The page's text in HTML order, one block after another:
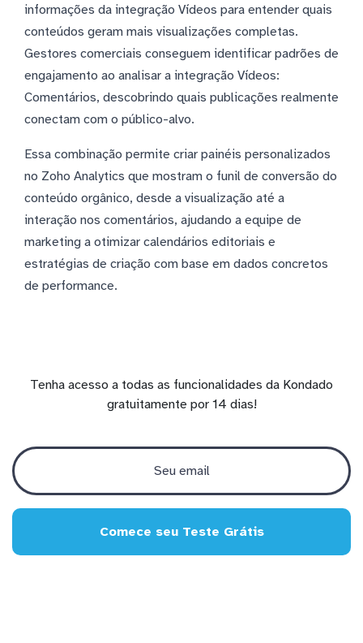
informações da integração Vídeos para entender quais
conteúdos geram mais visualizações completas.
Gestores comerciais conseguem identificar padrões de
engajamento ao analisar a integração Vídeos:
Comentários, descobrindo quais publicações realmente
conectam com o público-alvo.
Essa combinação permite criar painéis personalizados
no Zoho Analytics que mostram o funil de conversão do
conteúdo orgânico, desde a visualização até a
interação nos comentários, ajudando a equipe de
marketing a otimizar calendários editoriais e
estratégias de criação com base em dados concretos
de performance.
Tenha acesso a todas as funcionalidades da Kondado
gratuitamente por 14 dias!
Comece seu Teste Grátis